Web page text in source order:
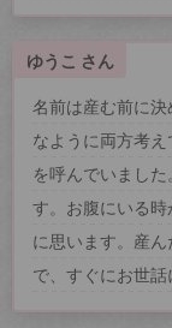
ゆうこ さん
名前は産む前に
なように両方考
を呼んでいまし
す。お腹にいる
に思います。産
で、すぐにお世話